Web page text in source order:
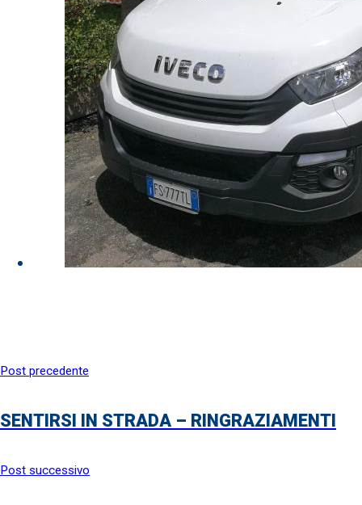
Post precedente
SENTIRSI IN STRADA – RINGRAZIAMENTI
Post successivo